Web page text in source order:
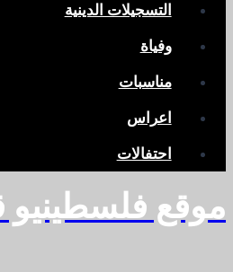
التسجيلات الدينية
وفياة
مناسبات
اعراس
احتفالات
موقع فلسطينيو